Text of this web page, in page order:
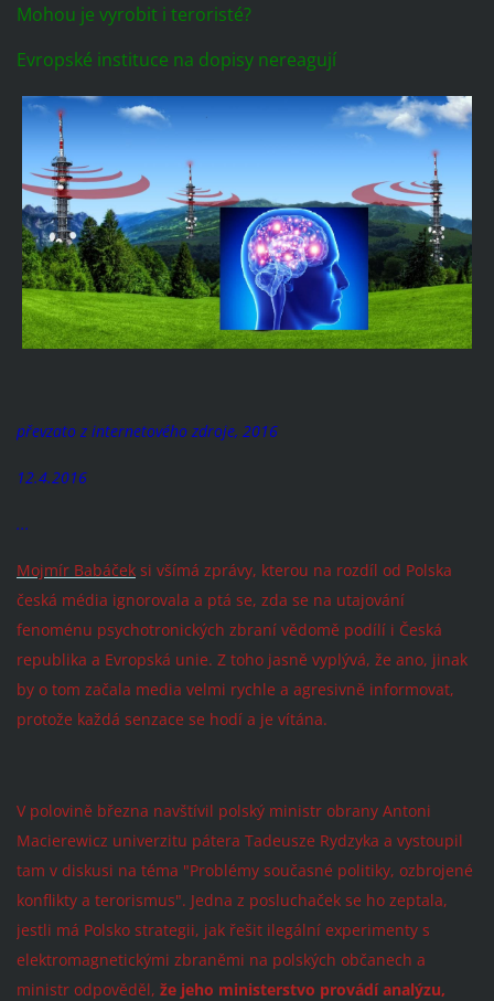
Mohou je vyrobit i teroristé?
Evropské instituce na dopisy nereagují
převzato z internetového zdroje, 2016
12.4.2016
...
Mojmír Babáčeksi všímá zprávy, kterou na rozdíl od Polska
česká média ignorovala a ptá se, zda se na utajování
fenoménu psychotronických zbraní vědomě podílí i Česká
republika a Evropská unie. Z toho jasně vyplývá, že ano, jinak
by o tom začala media velmi rychle a agresivně informovat,
protože každá senzace se hodí a je vítána.
V polovině března navštívil polský ministr obrany Antoni
Macierewicz univerzitu pátera Tadeusze Rydzyka a vystoupil
tam v diskusi na téma "Problémy současné politiky, ozbrojené
konflikty a terorismus". Jedna z posluchaček se ho zeptala,
jestli má Polsko strategii, jak řešit ilegální experimenty s
elektromagnetickými zbraněmi na polských občanech a
ministr odpověděl, že jeho ministerstvo provádí analýzu,